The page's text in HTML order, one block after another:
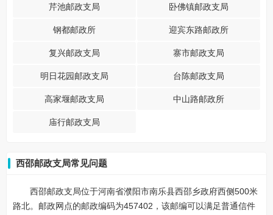
芹池邮政支局 卧佛镇邮政支局
钢都邮政所 迎宾东路邮政所
复兴邮政支局 寨市邮政支局
明日花园邮政支局 台陈邮政支局
高家堰邮政支局 中山路邮政所
庙行邮政支局
西邵邮政支局常见问题
西邵邮政支局位于河南省濮阳市南乐县西邵乡政府西侧500米
路北。邮政网点的邮政编码为457402，该邮编可以满足普通信件